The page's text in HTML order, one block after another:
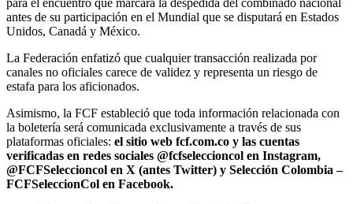
para el encuentro que marcará la despedida del combinado nacional
antes de su participación en el Mundial que se disputará en Estados
Unidos, Canadá y México.
La Federación enfatizó que cualquier transacción realizada por
canales no oficiales carece de validez y representa un riesgo de
estafa para los aficionados.
Asimismo, la FCF estableció que toda información relacionada con
la boletería será comunicada exclusivamente a través de sus
plataformas oficiales: el sitio web fcf.com.co y las cuentas
verificadas en redes sociales @fcfseleccioncol en Instagram,
@FCFSeleccioncol en X (antes Twitter) y Selección Colombia –
FCFSeleccionCol en Facebook.